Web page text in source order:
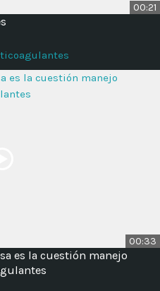
00:21
00:33
es la cuestión manejo